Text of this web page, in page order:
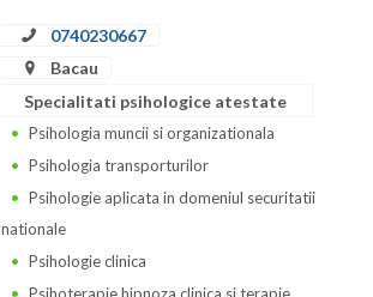
0740230667
Bacau
Specialitati psihologice atestate
Psihologia muncii si organizationala
Psihologia transporturilor
Psihologie aplicata in domeniul securitatii
nationale
Psihologie clinica
Psihoterapie hipnoza clinica si terapie